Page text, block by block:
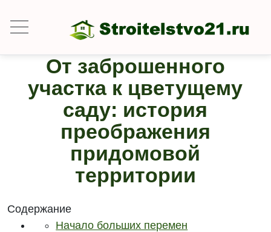
От заброшенного
участка к цветущему
саду: история
преображения
придомовой
территории
Содержание
Начало больших перемен